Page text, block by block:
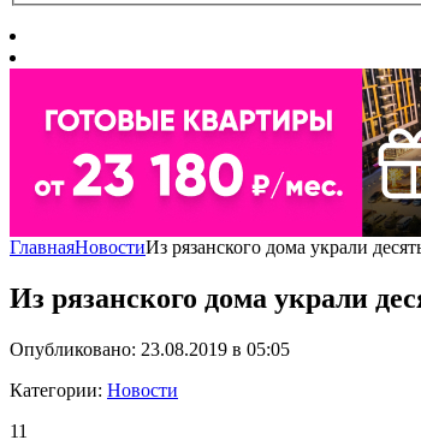
ГлавнаяНовостиИз рязанского дома украли
Из рязанского дома украли
Опубликовано: 23.08.2019 в 05:05
Категории: Новости
11